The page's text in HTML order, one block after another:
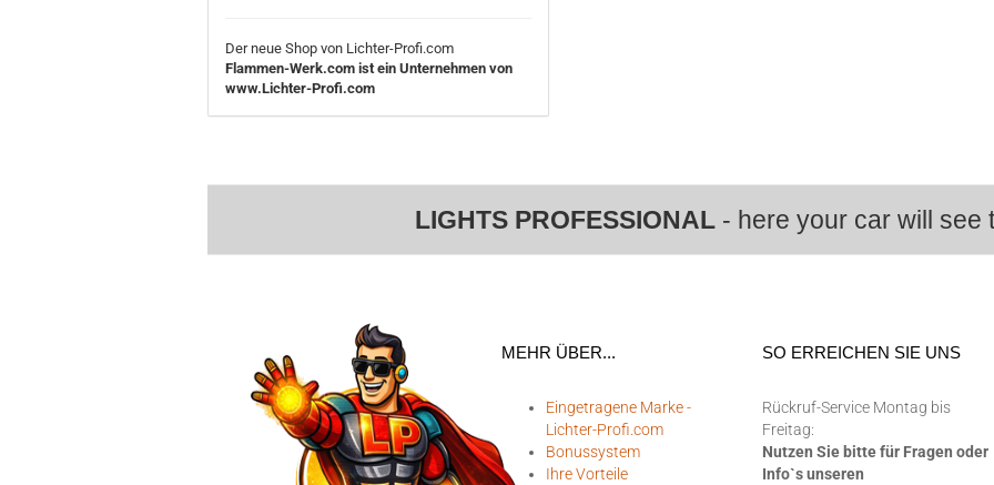
Der neue Shop von Lichter-Profi.com
Flammen-Werk.com ist ein Unternehmen von
www.Lichter-Profi.com
LIGHTS PROFESSIONAL- here your car will see
MEHR ÜBER...
Eingetragene Marke -
Lichter-Profi.com
Bonussystem
Ihre Vorteile
SO ERREICHEN SIE UNS
Rückruf-Service Montag bis
Freitag:
Nutzen Sie bitte für Fragen oder
Info`s unseren